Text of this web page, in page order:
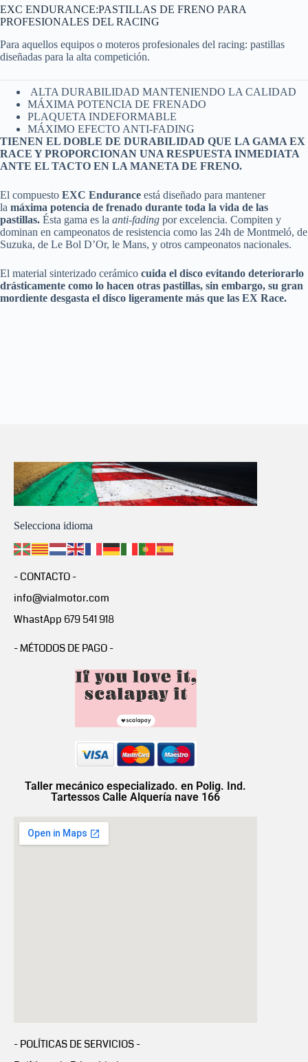
EXC ENDURANCE:PASTILLAS DE FRENO PARA
PROFESIONALES DEL RACING
Para aquellos equipos o moteros profesionales del racing: pastillas
diseñadas para la alta competición.
ALTA DURABILIDAD MANTENIENDO LA CALIDAD
MÁXIMA POTENCIA DE FRENADO
PLAQUETA INDEFORMABLE
MÁXIMO EFECTO ANTI-FADING
TIENEN EL DOBLE DE DURABILIDAD QUE LA GAMA EX
RACE Y PROPORCIONAN UNA RESPUESTA INMEDIATA
ANTE EL TACTO EN LA MANETA DE FRENO.
El compuesto EXC Endurance está diseñado para mantener
la máxima potencia de frenado durante toda la vida de las
pastillas. Ésta gama es la anti-fading por excelencia. Compiten y
dominan en campeonatos de resistencia como las 24h de Montmeló, de
Suzuka, de Le Bol D’Or, le Mans, y otros campeonatos nacionales.
El material sinterizado cerámico cuida el disco evitando deteriorarlo
drásticamente como lo hacen otras pastillas, sin embargo, su gran
mordiente desgasta el disco ligeramente más que las EX Race.
Selecciona idioma
- CONTACTO -
info@vialmotor.com
WhastApp 679 541 918
- MÉTODOS DE PAGO -
Taller mecánico especializado. en Polig. Ind.
Tartessos Calle Alquería nave 166
- POLÍTICAS DE SERVICIOS -